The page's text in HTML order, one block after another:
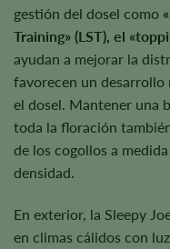
gestión del dosel como
Training» (LST), el
ayudan a mejorar la
favorecen un desarrollo
el dosel. Mantener una
toda la floración
de los cogollos a
densidad.
En exterior, la Sleepy
en climas cálidos con